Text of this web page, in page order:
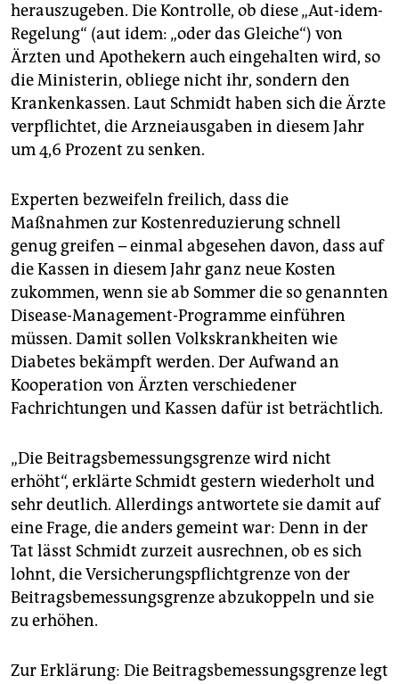
herauszugeben. Die Kontrolle, ob diese „Aut-idem-
Regelung“ (aut idem: „oder das Gleiche“) von
Ärzten und Apothekern auch eingehalten wird, so
die Ministerin, obliege nicht ihr, sondern den
Krankenkassen. Laut Schmidt haben sich die Ärzte
verpflichtet, die Arzneiausgaben in diesem Jahr
um 4,6 Prozent zu senken.
Experten bezweifeln freilich, dass die
Maßnahmen zur Kostenreduzierung schnell
genug greifen – einmal abgesehen davon, dass auf
die Kassen in diesem Jahr ganz neue Kosten
zukommen, wenn sie ab Sommer die so genannten
Disease-Management-Programme einführen
müssen. Damit sollen Volkskrankheiten wie
Diabetes bekämpft werden. Der Aufwand an
Kooperation von Ärzten verschiedener
Fachrichtungen und Kassen dafür ist beträchtlich.
„Die Beitragsbemessungsgrenze wird nicht
erhöht“, erklärte Schmidt gestern wiederholt und
sehr deutlich. Allerdings antwortete sie damit auf
eine Frage, die anders gemeint war: Denn in der
Tat lässt Schmidt zurzeit ausrechnen, ob es sich
lohnt, die Versicherungspflichtgrenze von der
Beitragsbemessungsgrenze abzukoppeln und sie
zu erhöhen.
Zur Erklärung: Die Beitragsbemessungsgrenze legt